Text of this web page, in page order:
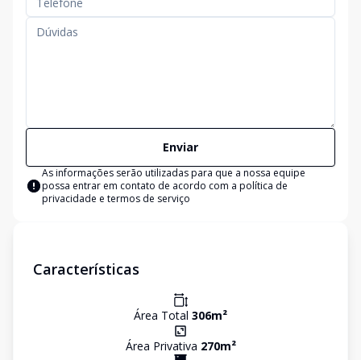
Enviar
As informações serão utilizadas para que a nossa equipe
possa entrar em contato de acordo com a política de
privacidade e termos de serviço
Características
Área Total 306m²
Área Privativa 270m²